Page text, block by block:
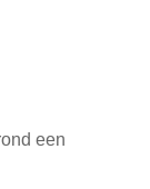
een